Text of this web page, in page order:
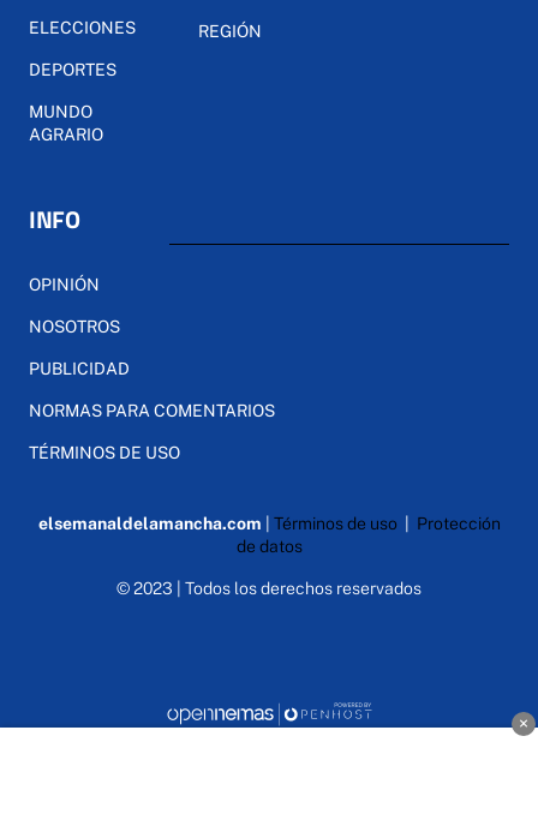
ELECCIONES
DEPORTES
MUNDO
AGRARIO
REGIÓN
INFO
OPINIÓN
NOSOTROS
PUBLICIDAD
NORMAS PARA COMENTARIOS
TÉRMINOS DE USO
elsemanaldelamancha.com Términos de uso| Protección
de datos
© 2023 | Todos los derechos reservados
×